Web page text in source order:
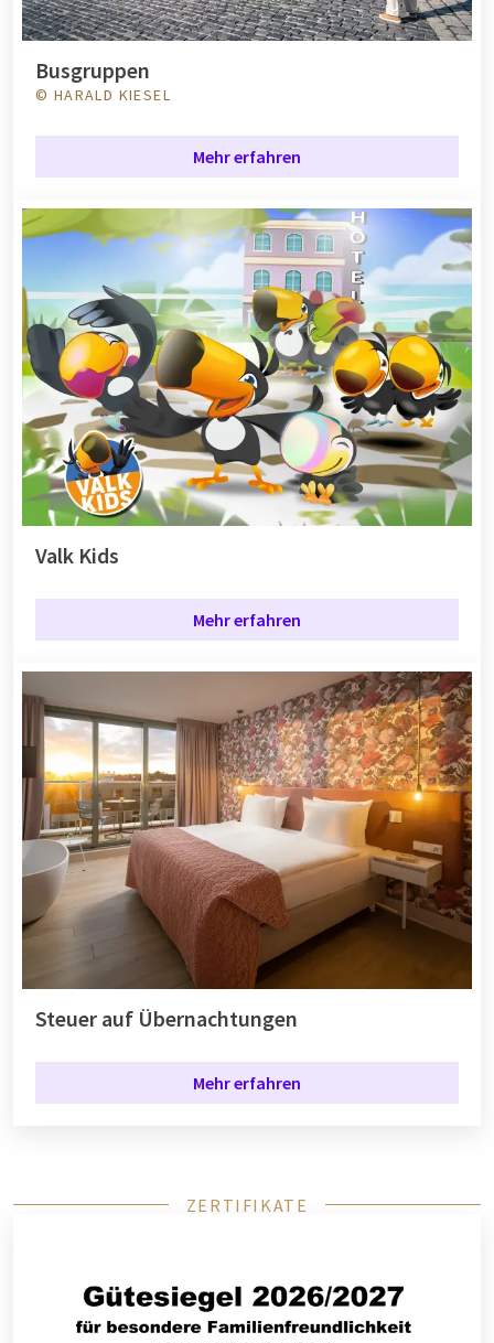
Busgruppen
© HARALD KIESEL
Mehr erfahren
Valk Kids
Mehr erfahren
Steuer auf Übernachtungen
Mehr erfahren
ZERTIFIKATE